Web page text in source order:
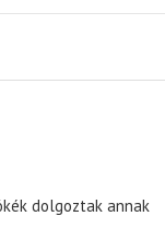
dolgoztak annak